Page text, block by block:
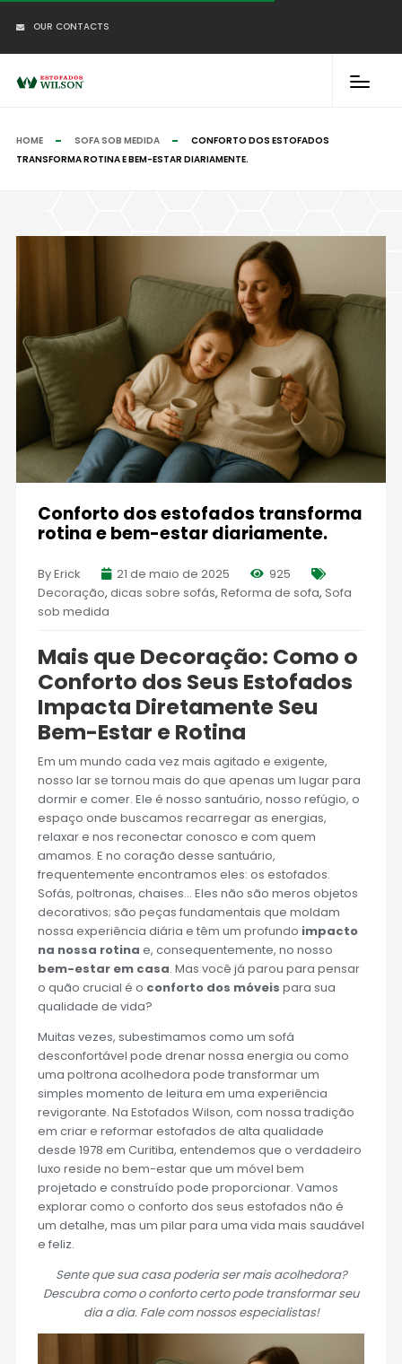
OUR CONTACTS
HOME SOFA SOB MEDIDA
CONFORTO DOS ESTOFADOS
TRANSFORMA ROTINA E BEM-ESTAR DIARIAMENTE.
Conforto dos estofados transforma
rotina e bem-estar diariamente.
By Erick 21 de maio de 2025
925
Decoração, dicas sobre sofás, Reforma de sofa, Sofa
sob medida
Mais que Decoração: Como o
Conforto dos Seus Estofados
Impacta Diretamente Seu
Bem-Estar e Rotina
Em um mundo cada vez mais agitado e exigente,
nosso lar se tornou mais do que apenas um lugar para
dormir e comer. Ele é nosso santuário, nosso refúgio, o
espaço onde buscamos recarregar as energias,
relaxar e nos reconectar conosco e com quem
amamos. E no coração desse santuário,
frequentemente encontramos eles: os estofados.
Sofás, poltronas, chaises… Eles não são meros objetos
decorativos; são peças fundamentais que moldam
nossa experiência diária e têm um profundo impacto
na nossa rotina e, consequentemente, no nosso
bem-estar em casa. Mas você já parou para pensar
o quão crucial é o conforto dos móveis para sua
qualidade de vida?
Muitas vezes, subestimamos como um sofá
desconfortável pode drenar nossa energia ou como
uma poltrona acolhedora pode transformar um
simples momento de leitura em uma experiência
revigorante. Na Estofados Wilson, com nossa tradição
em criar e reformar estofados de alta qualidade
desde 1978 em Curitiba, entendemos que o verdadeiro
luxo reside no bem-estar que um móvel bem
projetado e construído pode proporcionar. Vamos
explorar como o conforto dos seus estofados não é
um detalhe, mas um pilar para uma vida mais saudável
e feliz.
Sente que sua casa poderia ser mais acolhedora?
Descubra como o conforto certo pode transformar seu
dia a dia. Fale com nossos especialistas!